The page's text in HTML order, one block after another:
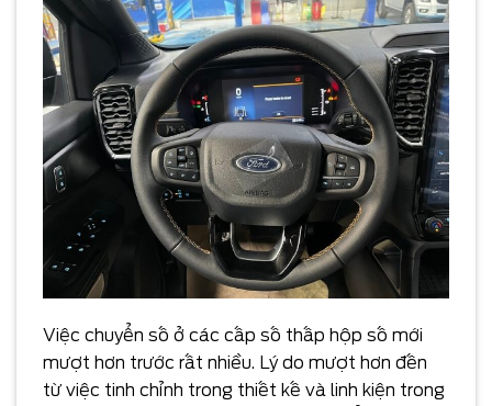
Việc chuyển số ở các cấp số thấp hộp số mới
mượt hơn trước rất nhiều. Lý do mượt hơn đến
từ việc tinh chỉnh trong thiết kế và linh kiện trong